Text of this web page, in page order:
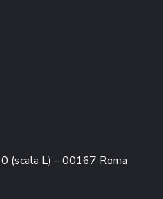
(scala L) – 00167 Roma